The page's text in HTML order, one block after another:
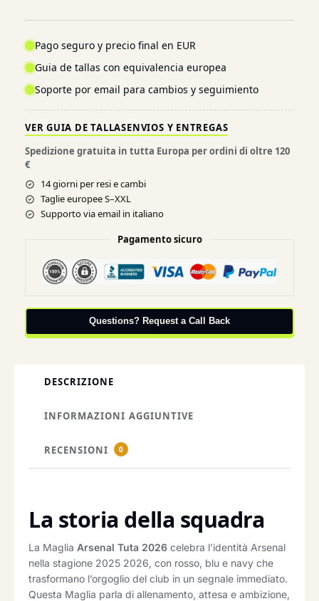
Pago seguro y precio final en EUR
Guia de tallas con equivalencia europea
Soporte por email para cambios y seguimiento
VER GUIA DE TALLASENVIOS Y ENTREGAS
Spedizione gratuita in tutta Europa per ordini di oltre 120
€
14 giorni per resi e cambi
Taglie europee S–XXL
Supporto via email in italiano
Pagamento sicuro
Questions? Request a Call Back
DESCRIZIONE
INFORMAZIONI AGGIUNTIVE
RECENSIONI 0
La storia della squadra
La Maglia Arsenal Tuta 2026 celebra l’identità Arsenal
nella stagione 2025 2026, con rosso, blu e navy che
trasformano l’orgoglio del club in un segnale immediato.
Questa Maglia parla di allenamento, attesa e ambizione,